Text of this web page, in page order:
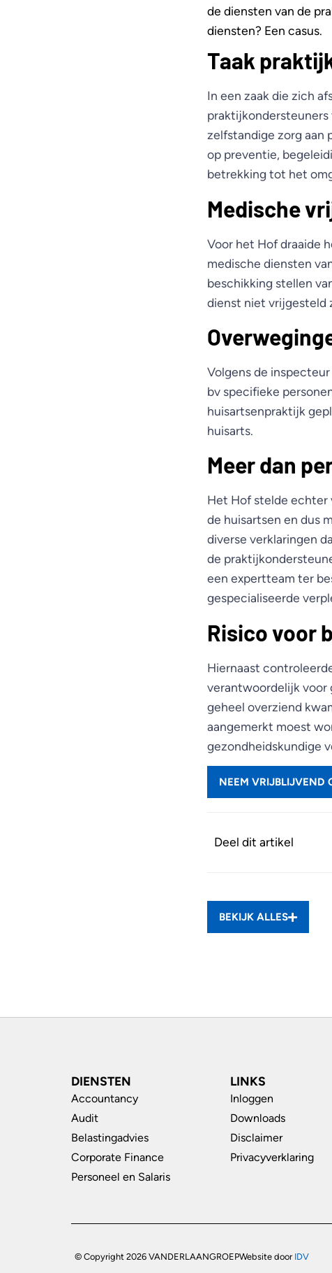
de diensten van de
diensten? Een casus.
Taak
In een zaak die zich
praktijkondersteuners
zelfstandige zorg aan
op preventie,
betrekking tot het
Medische
Voor het Hof draaide
medische diensten
beschikking stellen
dienst niet vrijgesteld
Volgens de
bv specifieke
huisartsenpraktijk
huisarts.
Meer dan
Het Hof stelde echter
de huisartsen en dus
diverse verklaringen
de
een expertteam ter
gespecialiseerde
Risico voor
Hiernaast
verantwoordelijk voor
geheel overziend
aangemerkt moest
gezondheidskundige
NEEM VRIJBLIJVEND
Deel dit artikel
BEKIJK ALLES
DIENSTEN
Accountancy
Audit
Belastingadvies
Corporate Finance
Personeel en Salaris
LINKS
Inloggen
Downloads
Disclaimer
Privacyverklaring
© Copyright 2026 VANDERLAANGROEPWebsite door IDV